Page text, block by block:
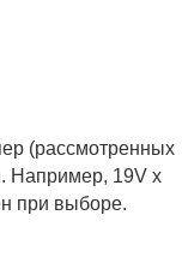
(рассмотренных
Например, 19V x
при выборе.